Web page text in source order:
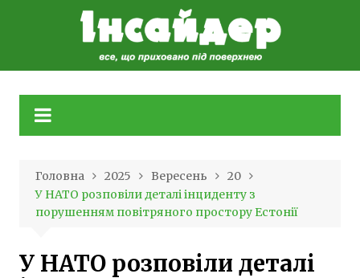
Головна 2025 Вересень
20
У НАТО розповіли деталі інциденту з
порушенням повітряного простору Естонії
У НАТО розповіли деталі